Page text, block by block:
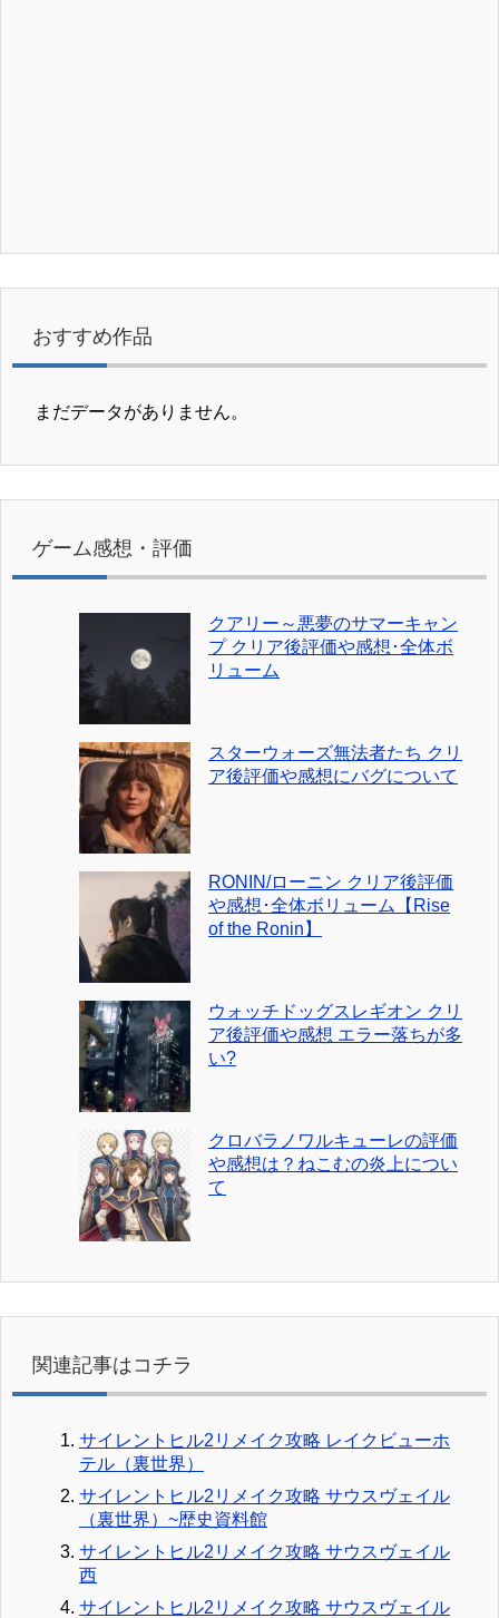
おすすめ作品
まだデータがありません。
ゲーム感想・評価
クアリー～悪夢のサマーキャン
プ クリア後評価や感想･全体ボ
リューム
スターウォーズ無法者たち クリ
ア後評価や感想にバグについて
RONIN/ローニン クリア後評価
や感想･全体ボリューム【Rise
of the Ronin】
ウォッチドッグスレギオン クリ
ア後評価や感想 エラー落ちが多
い?
クロバラノワルキューレの評価
や感想は？ねこむの炎上につい
て
関連記事はコチラ
サイレントヒル2リメイク攻略 レイクビューホ
テル（裏世界）
サイレントヒル2リメイク攻略 サウスヴェイル
（裏世界）~歴史資料館
サイレントヒル2リメイク攻略 サウスヴェイル
西
サイレントヒル2リメイク攻略 サウスヴェイル